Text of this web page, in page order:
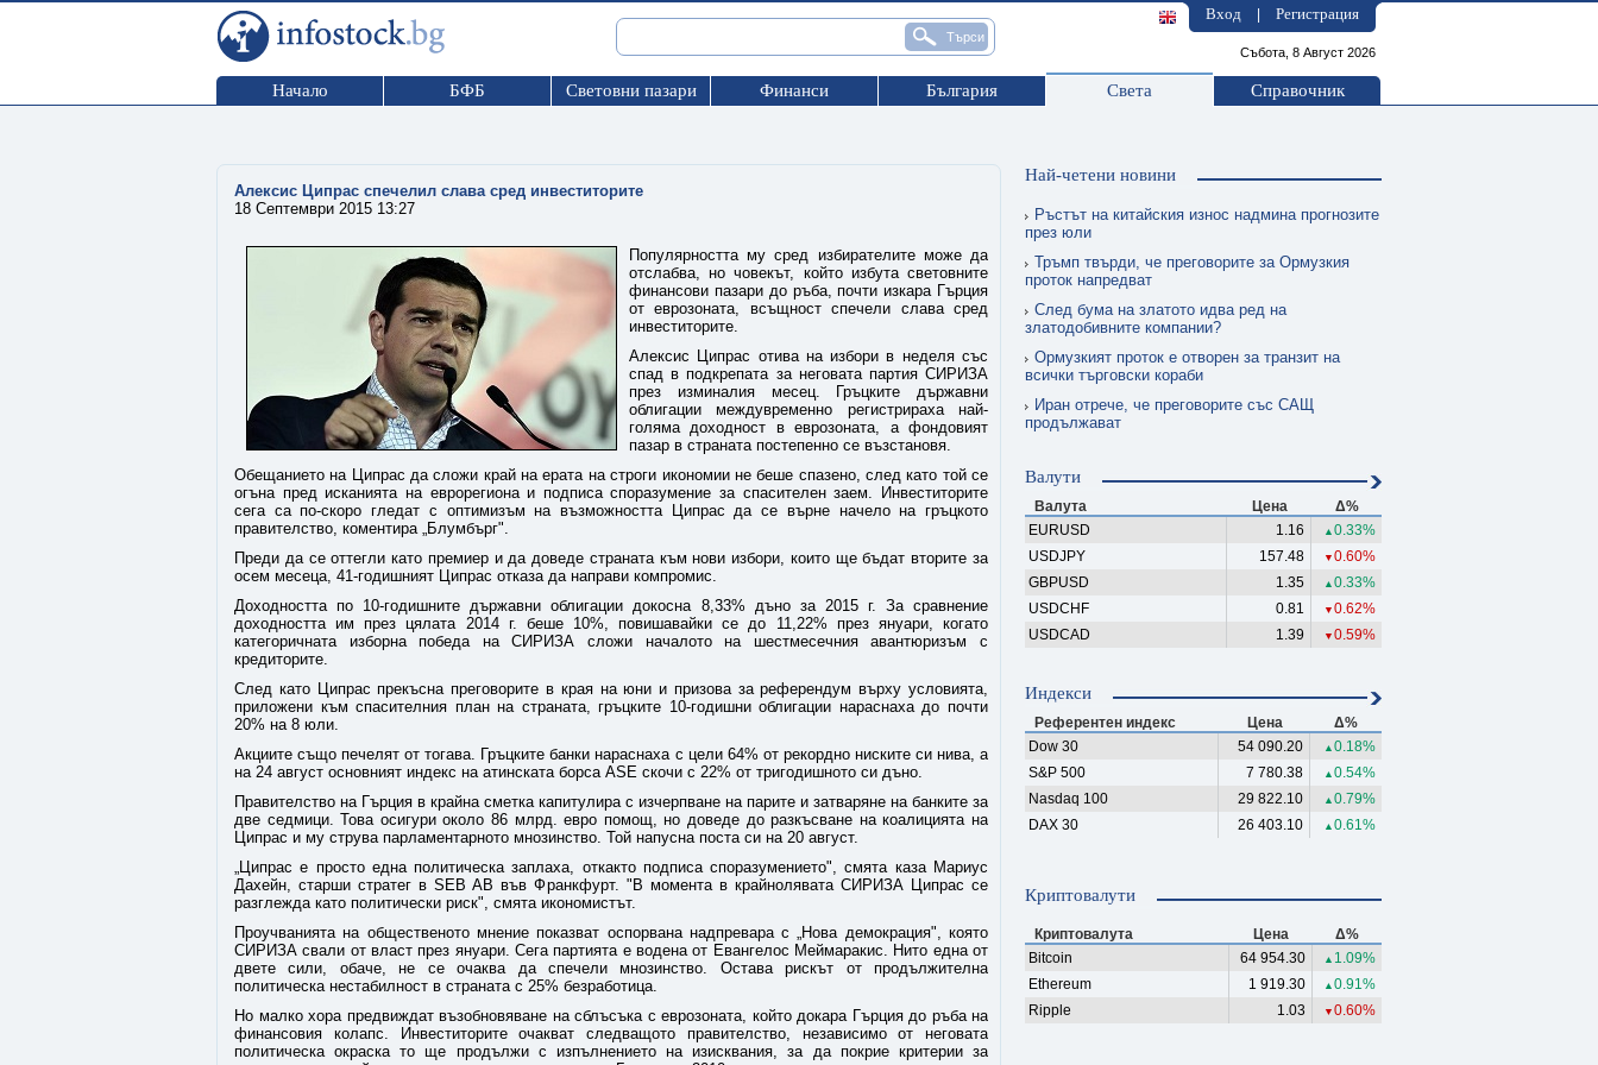
Вход Регистрация
Събота, 8 Август 2026
Начало БФБ Световни пазари Финанси България Света Справочник
Алексис Ципрас спечелил слава сред инвеститорите
18 Септември 2015 13:27
Популярността му сред избирателите може да
отслабва, но човекът, който избута световните
финансови пазари до ръба, почти изкара Гърция
от еврозоната, всъщност спечели слава сред
инвеститорите.
Алексис Ципрас отива на избори в неделя със
спад в подкрепата за неговата партия СИРИЗА
през изминалия месец. Гръцките държавни
облигации междувременно регистрираха най-
голяма доходност в еврозоната, а фондовият
пазар в страната постепенно се възстановя.
Обещанието на Ципрас да сложи край на ерата на строги икономии не беше спазено, след като той се
огъна пред исканията на еврорегиона и подписа споразумение за спасителен заем. Инвеститорите
сега са по-скоро гледат с оптимизъм на възможността Ципрас да се върне начело на гръцкото
правителство, коментира „Блумбърг".
Преди да се оттегли като премиер и да доведе страната към нови избори, които ще бъдат вторите за
осем месеца, 41-годишният Ципрас отказа да направи компромис.
Доходността по 10-годишните държавни облигации докосна 8,33% дъно за 2015 г. За сравнение
доходността им през цялата 2014 г. беше 10%, повишавайки се до 11,22% през януари, когато
категоричната изборна победа на СИРИЗА сложи началото на шестмесечния авантюризъм с
кредиторите.
След като Ципрас прекъсна преговорите в края на юни и призова за референдум върху условията,
приложени към спасителния план на страната, гръцките 10-годишни облигации нараснаха до почти
20% на 8 юли.
Акциите също печелят от тогава. Гръцките банки нараснаха с цели 64% от рекордно ниските си нива, а
на 24 август основният индекс на атинската борса ASE скочи с 22% от тригодишното си дъно.
Правителство на Гърция в крайна сметка капитулира с изчерпване на парите и затваряне на банките за
две седмици. Това осигури около 86 млрд. евро помощ, но доведе до разкъсване на коалицията на
Ципрас и му струва парламентарното мнозинство. Той напусна поста си на 20 август.
„Ципрас е просто една политическа заплаха, откакто подписа споразумението", смята каза Мариус
Дахейн, старши стратег в SEB AB във Франкфурт. "В момента в крайнолявата СИРИЗА Ципрас се
разглежда като политически риск", смята икономистът.
Проучванията на общественото мнение показват оспорвана надпревара с „Нова демокрация", която
СИРИЗА свали от власт през януари. Сега партията е водена от Евангелос Меймаракис. Нито една от
двете сили, обаче, не се очаква да спечели мнозинство. Остава рискът от продължителна
политическа нестабилност в страната с 25% безработица.
Но малко хора предвиждат възобновяване на сблъсъка с еврозоната, който докара Гърция до ръба на
финансовия колапс. Инвеститорите очакват следващото правителство, независимо от неговата
политическа окраска то ще продължи с изпълнението на изисквания, за да покрие критерии за
Най-четени новини
Ръстът на китайския износ надмина прогнозите
през юли
Тръмп твърди, че преговорите за Ормузкия
проток напредват
След бума на златото идва ред на
златодобивните компании?
Ормузкият проток е отворен за транзит на
всички търговски кораби
Иран отрече, че преговорите със САЩ
продължават
Валути
Валута Цена
Δ%
EURUSD
1.16 ▲ 0.33%
USDJPY
157.48 ▼ 0.60%
GBPUSD
1.35 ▲ 0.33%
USDCHF
0.81 ▼ 0.62%
USDCAD
1.39 ▼ 0.59%
Индекси
Референтен индекс Цена
Δ%
Dow 30
54 090.20 ▲ 0.18%
S&P 500
7 780.38 ▲ 0.54%
Nasdaq 100
29 822.10 ▲ 0.79%
DAX 30
26 403.10 ▲ 0.61%
Криптовалути
Криптовалута Цена
Δ%
Bitcoin
64 954.30 ▲ 1.09%
Ethereum
1 919.30 ▲ 0.91%
Ripple
1.03 ▼ 0.60%